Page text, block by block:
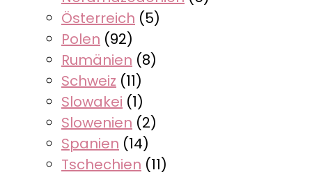
Österreich (5)
Polen (92)
Rumänien (8)
Schweiz (11)
Slowakei (1)
Slowenien (2)
Spanien (14)
Tschechien (11)